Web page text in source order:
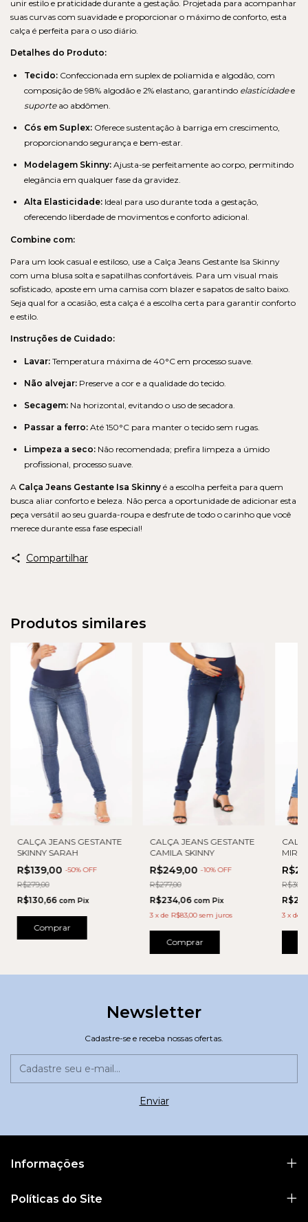
unir estilo e praticidade durante a gestação. Projetada para acompanhar
suas curvas com suavidade e proporcionar o máximo de conforto, esta
calça é perfeita para o uso diário.
Detalhes do Produto:
Tecido: Confeccionada em suplex de poliamida e algodão, com
composição de 98% algodão e 2% elastano, garantindo elasticidadee
suporteao abdômen.
Cós em Suplex: Oferece sustentação à barriga em crescimento,
proporcionando segurança e bem-estar.
Modelagem Skinny: Ajusta-se perfeitamente ao corpo, permitindo
elegância em qualquer fase da gravidez.
Alta Elasticidade: Ideal para uso durante toda a gestação,
oferecendo liberdade de movimentos e conforto adicional.
Combine com:
Para um look casual e estiloso, use a Calça Jeans Gestante Isa Skinny
com uma blusa solta e sapatilhas confortáveis. Para um visual mais
sofisticado, aposte em uma camisa com blazer e sapatos de salto baixo.
Seja qual for a ocasião, esta calça é a escolha certa para garantir conforto
e estilo.
Instruções de Cuidado:
Lavar: Temperatura máxima de 40°C em processo suave.
Não alvejar: Preserve a cor e a qualidade do tecido.
Secagem: Na horizontal, evitando o uso de secadora.
Passar a ferro: Até 150°C para manter o tecido sem rugas.
Limpeza a seco: Não recomendada; prefira limpeza a úmido
profissional, processo suave.
A Calça Jeans Gestante Isa Skinny é a escolha perfeita para quem
busca aliar conforto e beleza. Não perca a oportunidade de adicionar esta
peça versátil ao seu guarda-roupa e desfrute de todo o carinho que você
merece durante essa fase especial!
Compartilhar
Produtos similares
CALÇA JEANS GESTANTE
SKINNY SARAH
R$139,00 -50% OFF
R$279,00
R$130,66 com Pix
Comprar
CALÇA JEANS GESTANTE
CAMILA SKINNY
R$249,00 -10% OFF
R$277,00
R$234,06 com Pix
3 xde R$83,00 sem juros
Comprar
3 x de
Newsletter
Cadastre-se e receba nossas ofertas.
Informações
Políticas do Site